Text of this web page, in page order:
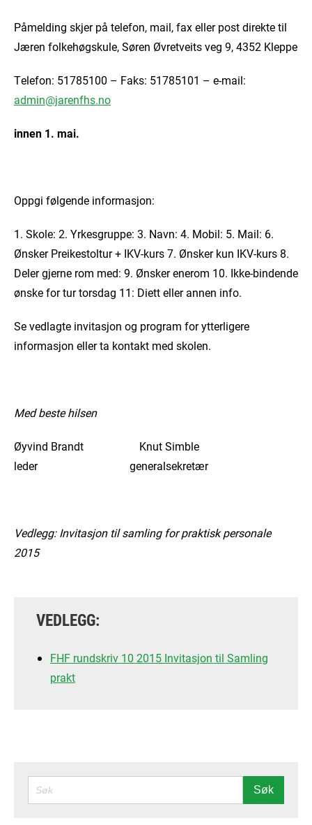
Påmelding skjer på telefon, mail, fax eller post direkte til
Jæren folkehøgskule, Søren Øvretveits veg 9, 4352 Kleppe
Telefon: 51785100 – Faks: 51785101 – e-mail:
admin@jarenfhs.no
innen 1. mai.
Oppgi følgende informasjon:
1. Skole: 2. Yrkesgruppe: 3. Navn: 4. Mobil: 5. Mail: 6.
Ønsker Preikestoltur + IKV-kurs 7. Ønsker kun IKV-kurs 8.
Deler gjerne rom med: 9. Ønsker enerom 10. Ikke-bindende
ønske for tur torsdag 11: Diett eller annen info.
Se vedlagte invitasjon og program for ytterligere
informasjon eller ta kontakt med skolen.
Med beste hilsen
Øyvind Brandt Knut Simble
leder generalsekretær
Vedlegg: Invitasjon til samling for praktisk personale
2015
VEDLEGG:
FHF rundskriv 10 2015 Invitasjon til Samling
prakt
SØK Søk